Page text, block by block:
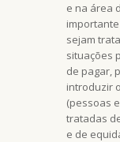
e na área
sejam
situações
de pagar,
introduzir
(pessoas
tratadas
e de